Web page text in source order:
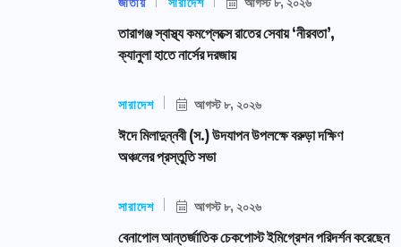
তারাগঞ্জ স্বাস্থ্য কমপ্লেক্সে রাতের সেবায় ‘নীরবতা’,
ক্যানুলা হাতে নার্সের দরজায়
সারাদেশ আগস্ট ৮, ২০২৬
ঈদে মিলাদুন্নবী (স.) উদযাপন উপলক্ষে বরুড়া দক্ষিণ
অঞ্চলের প্রস্তুতি সভা
সারাদেশ আগস্ট ৮, ২০২৬
বেনাপোল আন্তর্জাতিক চেকপোস্ট ইমিগ্রেশন পরিদর্শন করেছেন